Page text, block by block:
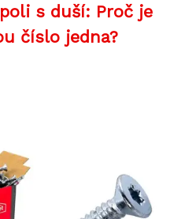
s duší: Proč je
číslo jedna?